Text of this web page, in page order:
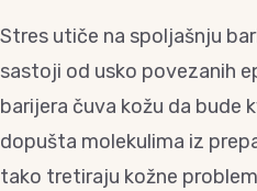
Stres utiče na spoljašnju
sastoji od usko povezanih
barijera čuva kožu da bude
dopušta molekulima iz
tako tretiraju kožne